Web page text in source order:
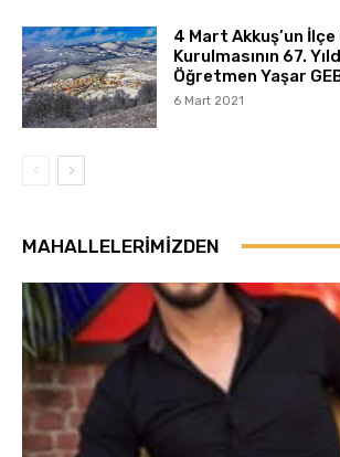
4 Mart Akkuş’un
Kurulmasının 67.
Öğretmen Yaşar
6 Mart 2021
MAHALLELERIMIZDEN